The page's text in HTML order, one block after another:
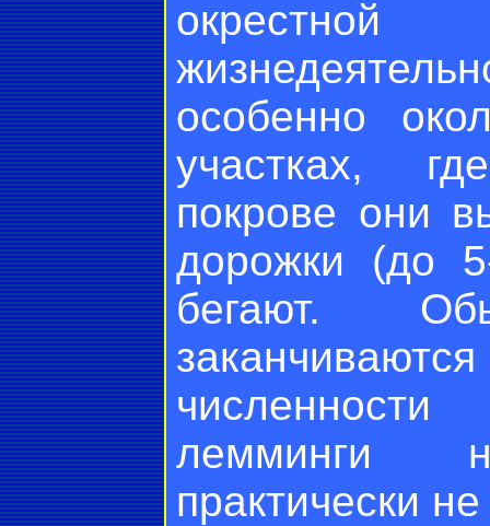
особенно
участках,
покрове они
дорожки (до
бегают.
лемминги
практически